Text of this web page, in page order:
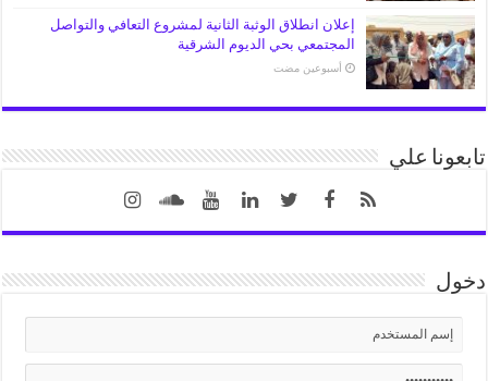
إعلان انطلاق الوثبة الثانية لمشروع التعافي والتواصل
المجتمعي بحي الديوم الشرقية
‏أسبوعين مضت
تابعونا علي
دخول